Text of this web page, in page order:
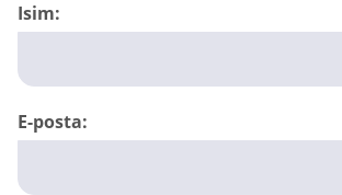
Isim:
E-posta: